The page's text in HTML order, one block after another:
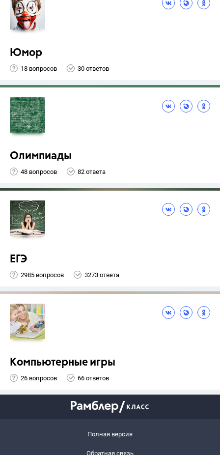
Юмор
18 вопросов 30 ответов
Олимпиады
48 вопросов 82 ответа
ЕГЭ
2985 вопросов 3273 ответа
Компьютерные игры
26 вопросов 66 ответов
Полная версия
Обратная связь